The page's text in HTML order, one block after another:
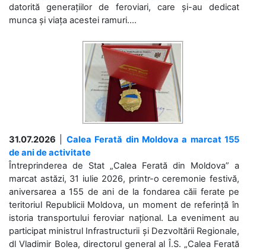
datorită generațiilor de feroviari, care și-au dedicat
munca și viața acestei ramuri....
31.07.2026
Calea Ferată din Moldova a marcat 155
de ani de activitate
Întreprinderea de Stat „Calea Ferată din Moldova” a
marcat astăzi, 31 iulie 2026, printr-o ceremonie festivă,
aniversarea a 155 de ani de la fondarea căii ferate pe
teritoriul Republicii Moldova, un moment de referință în
istoria transportului feroviar național. La eveniment au
participat ministrul Infrastructurii și Dezvoltării Regionale,
dl Vladimir Bolea, directorul general al Î.S. „Calea Ferată